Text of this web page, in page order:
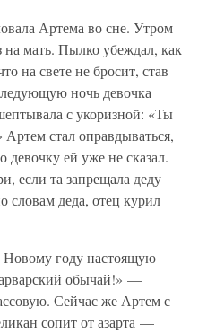
Артема во сне. Утром
на мать. Пылко убеждал, как
на свете не бросит, став
ночь девочка
с укоризной: «Ты
стал оправдываться,
девочку ей уже не сказал.
если та запрещала деду
словам деда, отец курил
Новому году настоящую
обычай!» —
Сейчас же Артем с
сопит от азарта —